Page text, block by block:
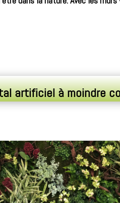
artificiel à moindre